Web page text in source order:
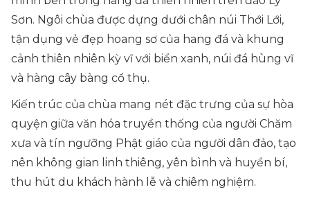
Sơn. Ngôi chùa được dựng dưới chân núi Thới Lới,
tận dụng vẻ đẹp hoang sơ của hang đá và khung
cảnh thiên nhiên kỳ vĩ với biển xanh, núi đá hùng vĩ
và hàng cây bàng cổ thụ.
Kiến trúc của chùa mang nét đặc trưng của sự hòa
quyện giữa văn hóa truyền thống của người Chăm
xưa và tín ngưỡng Phật giáo của người dân đảo, tạo
nên không gian linh thiêng, yên bình và huyền bí,
thu hút du khách hành lễ và chiêm nghiệm.